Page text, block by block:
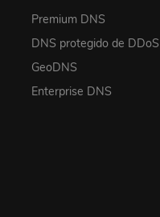
Premium DNS
DNS protegido de DDoS
GeoDNS
Enterprise DNS